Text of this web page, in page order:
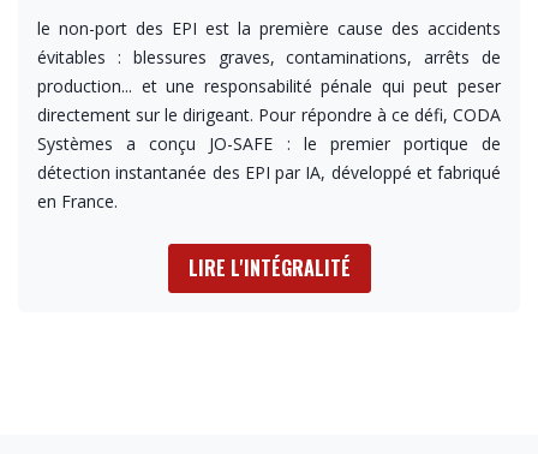
le non-port des EPI est la première cause des accidents
évitables : blessures graves, contaminations, arrêts de
production... et une responsabilité pénale qui peut peser
directement sur le dirigeant. Pour répondre à ce défi, CODA
Systèmes a conçu JO-SAFE : le premier portique de
détection instantanée des EPI par IA, développé et fabriqué
en France.
LIRE L'INTÉGRALITÉ